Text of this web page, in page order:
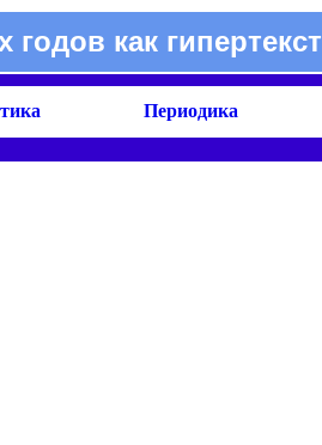
годов как гипертекст
Периодика